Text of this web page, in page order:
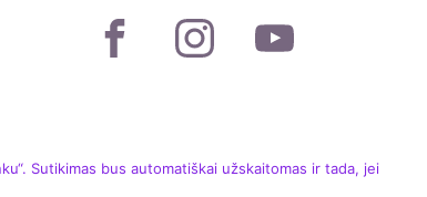
Sutikimas bus automatiškai užskaitomas ir tada, jei